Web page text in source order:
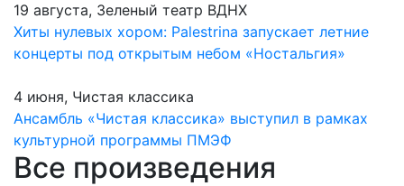
19 августа, Зеленый театр ВДНХ
Хиты нулевых хором: Palestrina запускает летние
концерты под открытым небом «Ностальгия»
4 июня, Чистая классика
Ансамбль «Чистая классика» выступил в рамках
культурной программы ПМЭФ
Все произведения